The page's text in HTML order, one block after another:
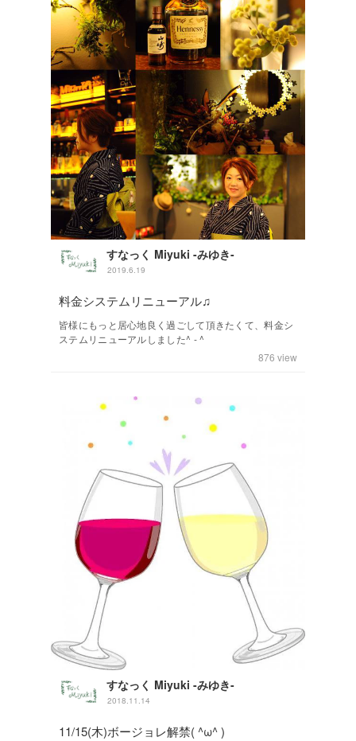
すなっく Miyuki -みゆき-
2019.6.19
料金システムリニューアル♫
皆様にもっと居心地良く過ごして頂きたくて、料金シ
ステムリニューアルしました^ - ^
876 view
すなっく Miyuki -みゆき-
2018.11.14
11/15(木)ボージョレ解禁( ^ω^ )